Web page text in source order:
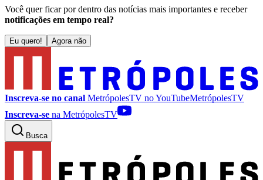
Você quer ficar por dentro das notícias mais importantes e receber
notificações em tempo real?
Eu quero! Agora não
Inscreva-se no canal MetrópolesTV noYouTubeMetrópolesTV
Inscreva-se na MetrópolesTV
Busca